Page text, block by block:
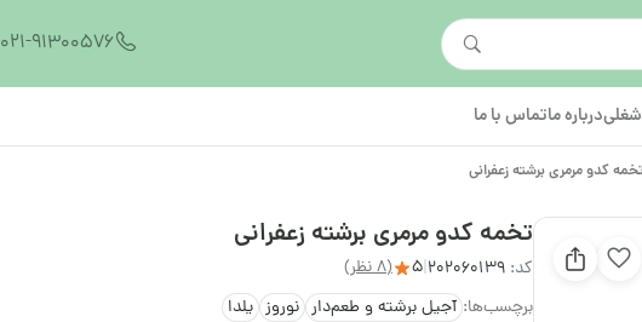
021-91300576
درباره ماتماس با ما
تخمه کدو مرمری برشته زعفرانی
تخمه کدو مرمری برشته زعفرانی
کد: 202060139
|
5
(8 نظر)
برچسب‌ها: آجیل برشته و طعم‌دار نوروز یلدا